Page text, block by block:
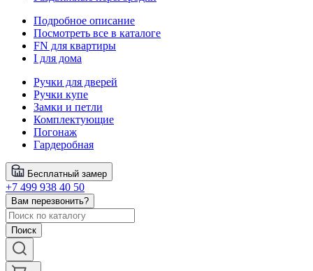
Подробное описание
Посмотреть все в каталоге
FN для квартиры
I для дома
Ручки для дверей
Ручки купе
Замки и петли
Комплектующие
Погонаж
Гардеробная
Бесплатный замер
+7 499 938 40 50
Вам перезвонить?
Поиск